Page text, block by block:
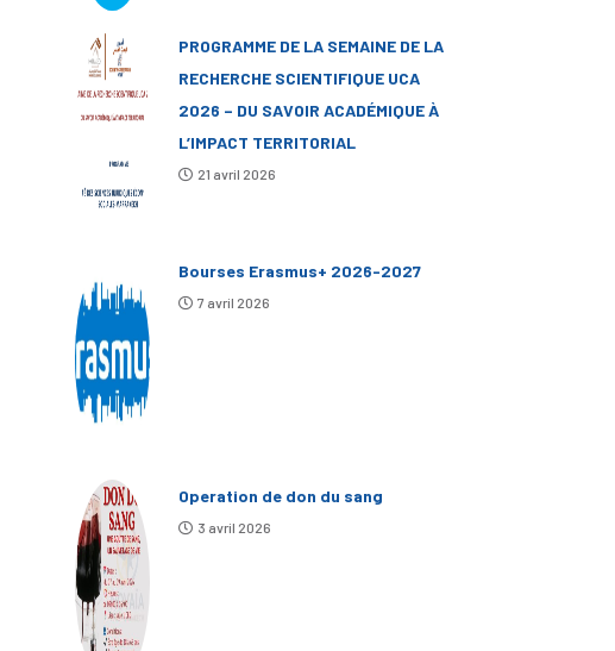
PROGRAMME DE LA SEMAINE DE LA
RECHERCHE SCIENTIFIQUE UCA
2026 – DU SAVOIR ACADÉMIQUE À
L’IMPACT TERRITORIAL
21 avril 2026
Bourses Erasmus+ 2026-2027
7 avril 2026
Operation de don du sang
3 avril 2026